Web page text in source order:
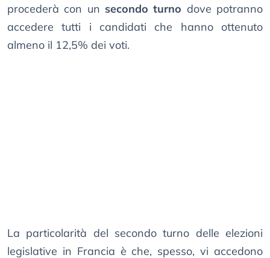
procederà con un secondo turno dove potranno
accedere tutti i candidati che hanno ottenuto
almeno il 12,5% dei voti.
La particolarità del secondo turno delle elezioni
legislative in Francia è che, spesso, vi accedono